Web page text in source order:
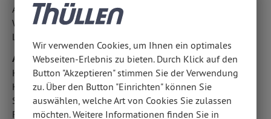
Antriebsschlupfregelung ASR
Wegfahrsperre
LED-Tagfahrlicht
Airbags
Kopfairbag vorn und hinten
Knieairbag Fahrer
Seitenairbag vorn
Fahrer- /Beifahrerairbag
Wir verwenden Cookies, um Ihnen ein optimales
Webseiten-Erlebnis zu bieten. Durch Klick auf den
Button "Akzeptieren" stimmen Sie der Verwendung
zu. Über den Button "Einrichten" können Sie
auswählen, welche Art von Cookies Sie zulassen
möchten. Weitere Informationen finden Sie in